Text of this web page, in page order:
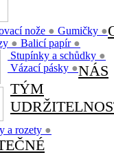
nože ● Gumičky ●
● Balicí papír ●
Stupínky a schůdky ●
Vázací pásky ●
a rozety ●
NÁS
TÝM